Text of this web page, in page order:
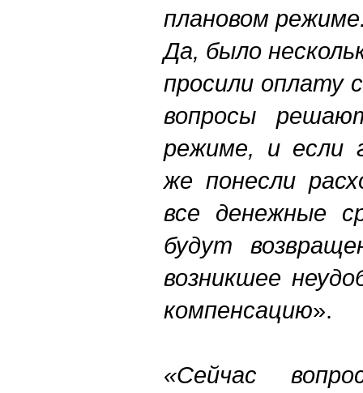
плановом
Да, было
просили оплату
вопросы
режиме, и если
же понесли
все денежные
будут
возникшее
компенсацию».
«Сейчас